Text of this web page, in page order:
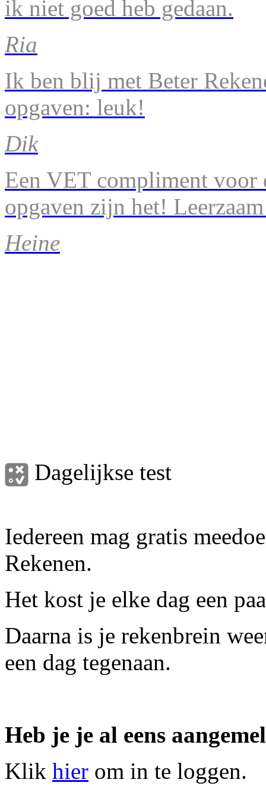
ik niet goed heb gedaan.
Ria
Ik ben blij met Beter
opgaven: leuk!
Dik
Een VET compliment voor
opgaven zijn het!
Heine
Dagelijkse test
Iedereen mag gratis
Rekenen.
Het kost je elke dag een
Daarna is je rekenbrein
een dag tegenaan.
Heb je je al eens
Klik hier om in te loggen.